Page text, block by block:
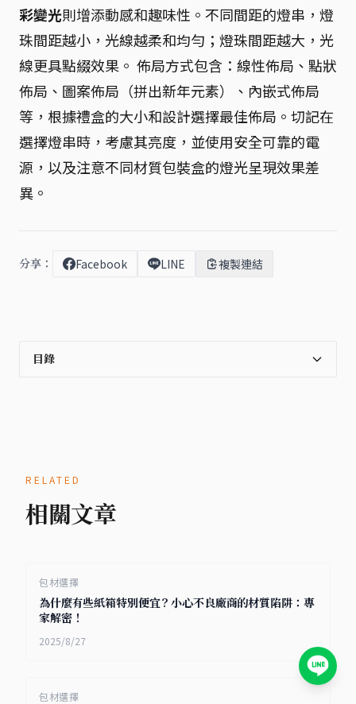
彩變光則增添動感和趣味性。不同間距的燈串，燈
珠間距越小，光線越柔和均勻；燈珠間距越大，光
線更具點綴效果。 佈局方式包含：線性佈局、點狀
佈局、圖案佈局（拼出新年元素）、內嵌式佈局
等，根據禮盒的大小和設計選擇最佳佈局。切記在
選擇燈串時，考慮其亮度，並使用安全可靠的電
源，以及注意不同材質包裝盒的燈光呈現效果差
異。
分享： Facebook LINE 複製連結
目錄
RELATED
相關文章
包材選擇
為什麼有些紙箱特別便宜？小心不良廠商的材質陷阱：專
家解密！
2025/8/27
包材選擇